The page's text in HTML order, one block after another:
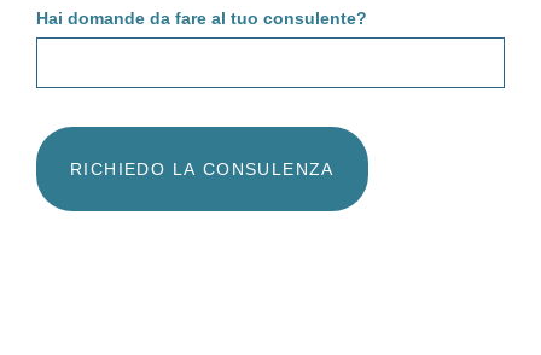
Hai domande da fare al tuo consulente?
RICHIEDO LA CONSULENZA